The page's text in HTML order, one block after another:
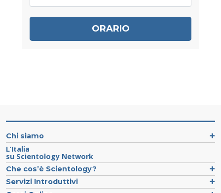
ORARIO
Chi siamo
L’Italia
su Scientology Network
Che cos’è Scientology?
Servizi Introduttivi